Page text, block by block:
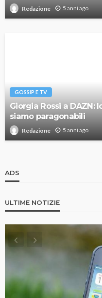
Redazione 5 anni ago
GOSSIP E TV
Giorgia Rossi a DAZN:
siamo paragonabili
Redazione 5 anni ago
ADS
ULTIME NOTIZIE